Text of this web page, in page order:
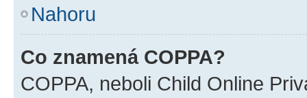
Nahoru
Co znamená COPPA?
COPPA, neboli Child Online